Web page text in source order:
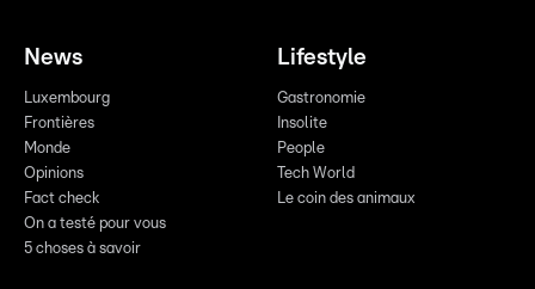
News
Luxembourg
Frontières
Monde
Opinions
Fact check
On a testé pour vous
5 choses à savoir
Lifestyle
Gastronomie
Insolite
People
Tech World
Le coin des animaux